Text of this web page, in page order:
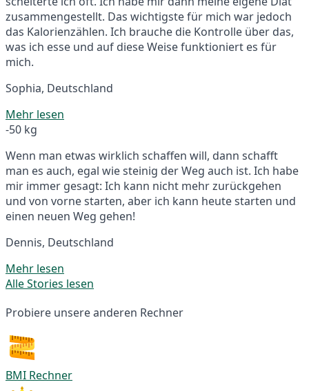
zusammengestellt. Das wichtigste für mich war jedoch
das Kalorienzählen. Ich brauche die Kontrolle über das,
was ich esse und auf diese Weise funktioniert es für
mich.
Sophia, Deutschland
Mehr lesen
-50 kg
Wenn man etwas wirklich schaffen will, dann schafft
man es auch, egal wie steinig der Weg auch ist. Ich habe
mir immer gesagt: Ich kann nicht mehr zurückgehen
und von vorne starten, aber ich kann heute starten und
einen neuen Weg gehen!
Dennis, Deutschland
Mehr lesen
Alle Stories lesen
Probiere unsere anderen Rechner
BMI Rechner